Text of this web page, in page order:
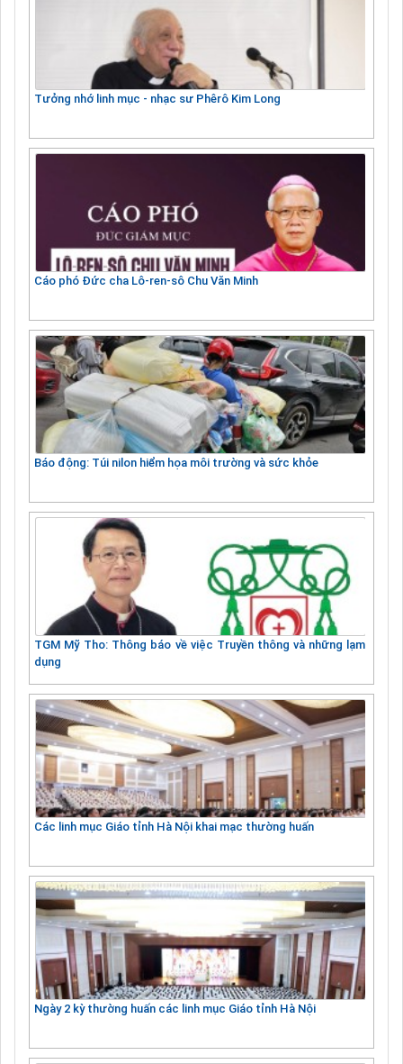
Tưởng nhớ linh mục - nhạc sư Phêrô Kim Long
Cáo phó Đức cha Lô-ren-sô Chu Văn Minh
Báo động: Túi nilon hiểm họa môi trường và sức khỏe
TGM Mỹ Tho: Thông báo về việc Truyền thông và những lạm
dụng
Các linh mục Giáo tỉnh Hà Nội khai mạc thường huấn
Ngày 2 kỳ thường huấn các linh mục Giáo tỉnh Hà Nội